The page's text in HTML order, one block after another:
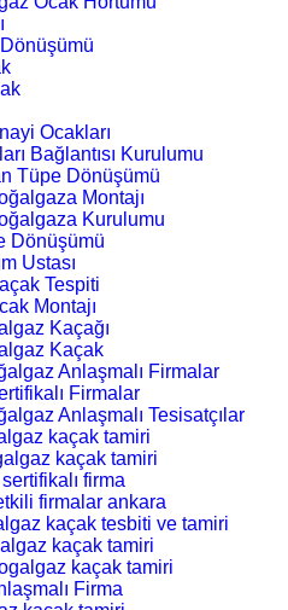
Ocakları
Bağlantısı Kurulumu
Tüpe Dönüşümü
Montajı
Kurulumu
Dönüşümü
Ustası
Tespiti
Montajı
Kaçağı
Kaçak
Anlaşmalı Firmalar
Firmalar
Anlaşmalı Tesisatçılar
kaçak tamiri
kaçak tamiri
firma
firmalar ankara
kaçak tesbiti ve tamiri
kaçak tamiri
kaçak tamiri
Firma